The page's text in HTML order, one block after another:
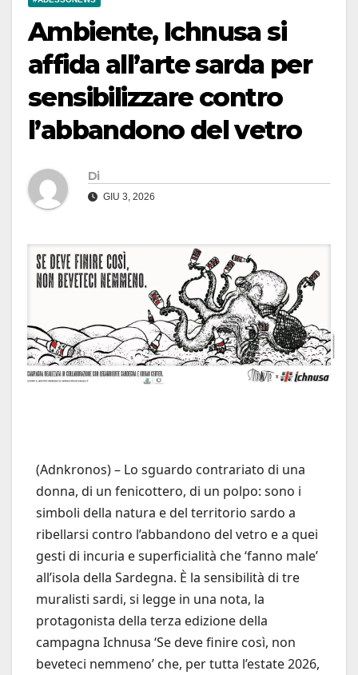
Ambiente, Ichnusa si
affida all’arte sarda per
sensibilizzare contro
l’abbandono del vetro
Di
GIU 3, 2026
(Adnkronos) – Lo sguardo contrariato di una
donna, di un fenicottero, di un polpo: sono i
simboli della natura e del territorio sardo a
ribellarsi contro l’abbandono del vetro e a quei
gesti di incuria e superficialità che ‘fanno male’
all’isola della Sardegna. È la sensibilità di tre
muralisti sardi, si legge in una nota, la
protagonista della terza edizione della
campagna Ichnusa ‘Se deve finire così, non
beveteci nemmeno’ che, per tutta l’estate 2026,